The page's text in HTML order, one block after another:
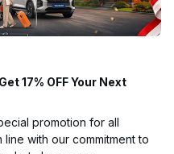
17% OFF Your Next
promotion for all
line with our commitment to